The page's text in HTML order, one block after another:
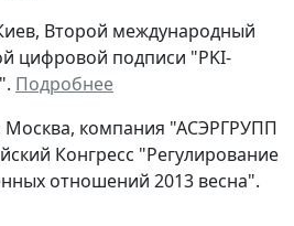
Второй международный
цифровой подписи "PKI-
Подробнее
Москва, компания "АСЭРГРУПП
Конгресс "Регулирование
отношений 2013 весна".